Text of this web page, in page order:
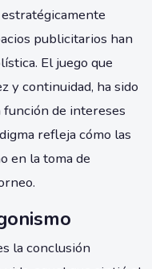
publicitarios han
El juego que
y continuidad, ha sido
de intereses
refleja cómo las
en la toma de
la conclusión